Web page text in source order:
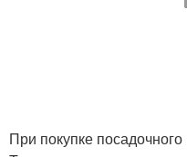
При покупке